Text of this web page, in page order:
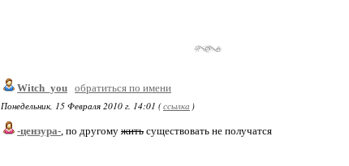
Witch_you обратиться по имени
Понедельник, 15 Февраля 2010 г. 14:01 (ссылка )
-цензура-, по другому жить существовать не получатся